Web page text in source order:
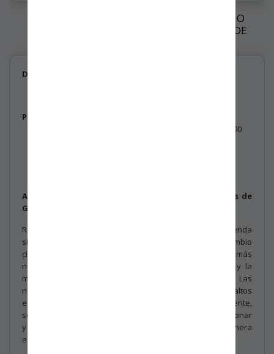
INCORPORACIÓN DEL ASPECTO DE “CAMBIO
CLIMÁTICO” EN LAS NORMAS DE SISTEMA DE
De:
Para:
Organizaciones certificadas en la norma ISO 28000
Asunto:
Enmienda a las normas ISO de Sistemas de
Gestión: Cambio Climático
Recientemente, se ha implementado una enmienda
significativa a las normas ISO en el ámbito del cambio
climático, con el objetivo de fortalecer y enfocar aún más
nuestros esfuerzos colectivos hacia la sostenibilidad y la
mitigación de los efectos adversos del cambio climático. Las
normas ISO, reconocidas mundialmente por establecer altos
estándares en gestión de calidad, medio ambiente,
seguridad, entre otros, se han comprometido en evolucionar
y apoyar la acción climática para enfrentar de manera
efectiva esta crisis global.